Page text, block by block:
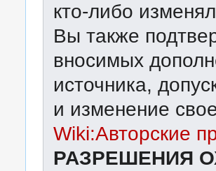
кто-либо
Вы также
вносимых
источника,
и изменение
Wiki:Авторские
РАЗРЕШЕНИЯ